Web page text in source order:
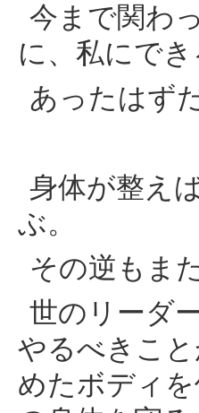
今まで関わ
に、私にで
あったはず
身体が整え
ぶ。
その逆もま
世のリーダ
やるべきこ
めたボディ